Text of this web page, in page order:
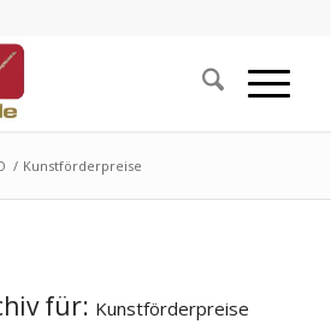
/ Kunstförderpreise
für: Kunstförderpreise